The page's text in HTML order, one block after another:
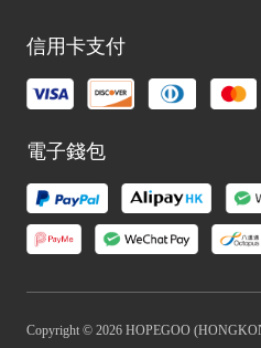
信用卡支付
電子錢包
Copyright © 2026 HOPEGOO